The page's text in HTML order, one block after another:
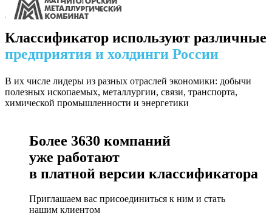
Классификатор используют различные
предприятия и холдинги России
В их числе лидеры из разных отраслей экономики: добычи
полезных ископаемых, металлургии, связи, транспорта,
химической промышленности и энергетики
Более 3630 компаний
уже работают
в платной версии классификатора
Приглашаем вас присоединиться к ним и стать
нашим клиентом